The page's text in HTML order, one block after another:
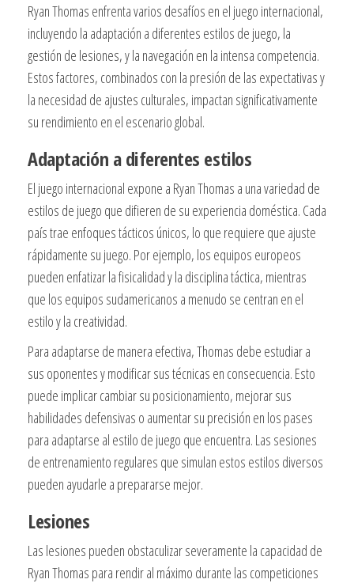
Ryan Thomas enfrenta varios desafíos en el juego internacional,
incluyendo la adaptación a diferentes estilos de juego, la
gestión de lesiones, y la navegación en la intensa competencia.
Estos factores, combinados con la presión de las expectativas y
la necesidad de ajustes culturales, impactan significativamente
su rendimiento en el escenario global.
Adaptación a diferentes estilos
El juego internacional expone a Ryan Thomas a una variedad de
estilos de juego que difieren de su experiencia doméstica. Cada
país trae enfoques tácticos únicos, lo que requiere que ajuste
rápidamente su juego. Por ejemplo, los equipos europeos
pueden enfatizar la fisicalidad y la disciplina táctica, mientras
que los equipos sudamericanos a menudo se centran en el
estilo y la creatividad.
Para adaptarse de manera efectiva, Thomas debe estudiar a
sus oponentes y modificar sus técnicas en consecuencia. Esto
puede implicar cambiar su posicionamiento, mejorar sus
habilidades defensivas o aumentar su precisión en los pases
para adaptarse al estilo de juego que encuentra. Las sesiones
de entrenamiento regulares que simulan estos estilos diversos
pueden ayudarle a prepararse mejor.
Lesiones
Las lesiones pueden obstaculizar severamente la capacidad de
Ryan Thomas para rendir al máximo durante las competiciones